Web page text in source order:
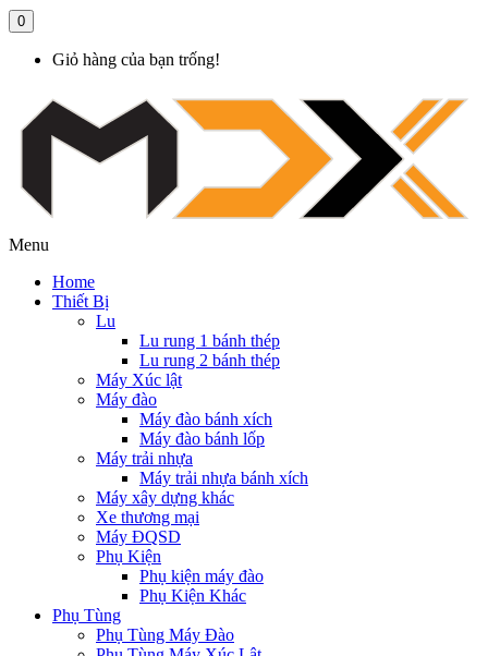
0
Giỏ hàng của bạn trống!
Menu
Home
Thiết Bị
Lu
Lu rung 1 bánh thép
Lu rung 2 bánh thép
Máy Xúc lật
Máy đào
Máy đào bánh xích
Máy đào bánh lốp
Máy trải nhựa
Máy trải nhựa bánh xích
Máy xây dựng khác
Xe thương mại
Máy ĐQSD
Phụ Kiện
Phụ kiện máy đào
Phụ Kiện Khác
Phụ Tùng
Phụ Tùng Máy Đào